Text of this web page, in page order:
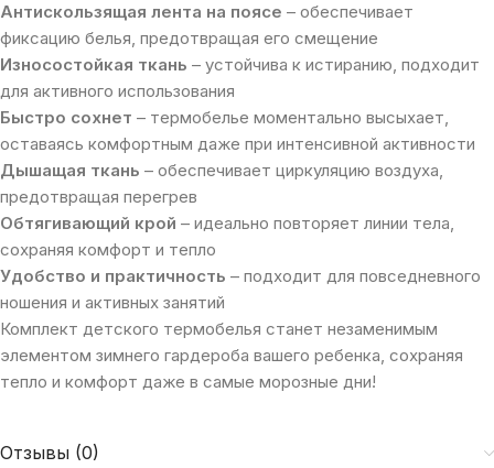
Антискользящая лента на поясе – обеспечивает
фиксацию белья, предотвращая его смещение
Износостойкая ткань – устойчива к истиранию, подходит
для активного использования
Быстро сохнет – термобелье моментально высыхает,
оставаясь комфортным даже при интенсивной активности
Дышащая ткань – обеспечивает циркуляцию воздуха,
предотвращая перегрев
Обтягивающий крой – идеально повторяет линии тела,
сохраняя комфорт и тепло
Удобство и практичность – подходит для повседневного
ношения и активных занятий
Комплект детского термобелья станет незаменимым
элементом зимнего гардероба вашего ребенка, сохраняя
тепло и комфорт даже в самые морозные дни!
Отзывы (0)